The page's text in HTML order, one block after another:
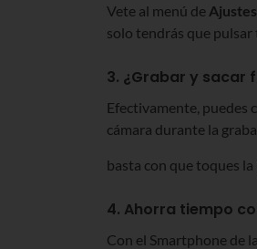
Vete al menú de Ajustes
solo tendrás que pulsar
3. ¿Grabar y sacar
Efectivamente, puedes
cámara durante la
basta con que toques
4. Ahorra tiempo
Con el Smartphone de